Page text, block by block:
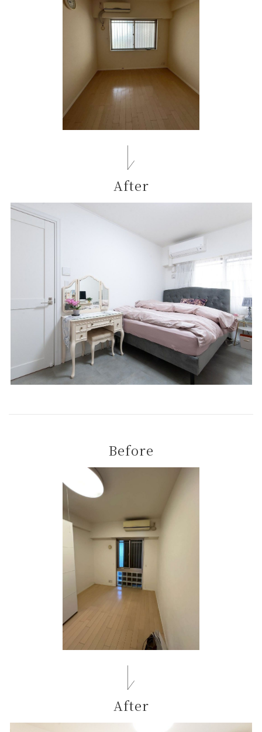
After
Before
After